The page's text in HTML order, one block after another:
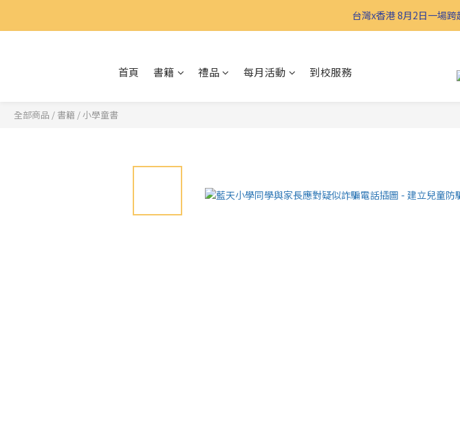
台灣x香港 8月2日一場跨
首頁 書籍 禮品 每月活動 到校服務
全部商品 / 書籍 /小學童書